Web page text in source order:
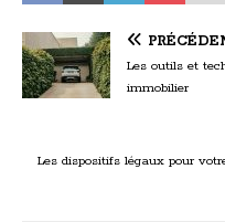
Les outils et
immobilier
Les dispositifs légaux pour